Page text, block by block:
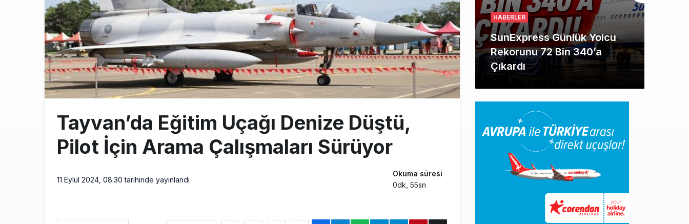
Tayvan’da Eğitim Uçağı Denize Düştü,
Pilot İçin Arama Çalışmaları Sürüyor
11 Eylül 2024, 08:30 tarihinde yayınlandı
Okuma süresi
0dk, 55sn
HABERLER
İstanbul Havalimanı’nın 4.
Pistinde İlk Test Uçuşu
Yapıldı